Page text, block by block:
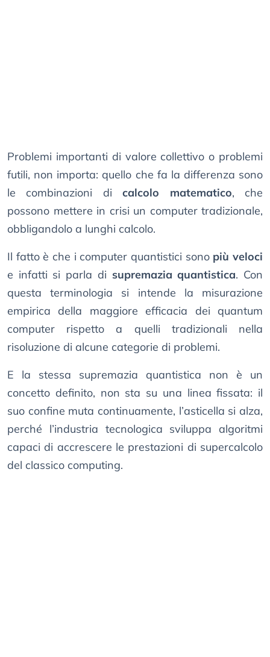
Problemi importanti di valore collettivo o problemi
futili, non importa: quello che fa la differenza sono
le combinazioni dicalcolo matematico, che
possono mettere in crisi un computer tradizionale,
obbligandolo a lunghi calcolo.
Il fatto è che i computer quantistici sono più veloci
e infatti si parla di supremazia quantistica. Con
questa terminologia si intende la misurazione
empirica della maggiore efficacia dei quantum
computer rispetto a quelli tradizionali nella
risoluzione di alcune categorie di problemi.
E la stessa supremazia quantistica non è un
concetto definito, non sta su una linea fissata: il
suo confine muta continuamente, l’asticella si alza,
perché l’industria tecnologica sviluppa algoritmi
capaci di accrescere le prestazioni di supercalcolo
del classico computing.